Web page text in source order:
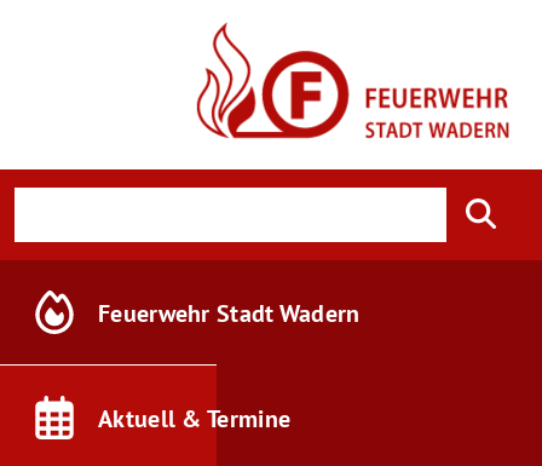
Feuerwehr Stadt Wadern
Aktuell & Termine